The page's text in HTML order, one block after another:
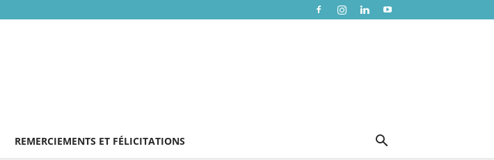
REMERCIEMENTS ET FÉLICITATIONS